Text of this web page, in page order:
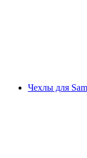
Чехлы для